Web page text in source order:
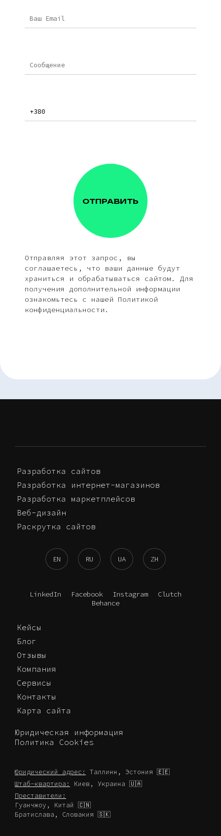
ОТПРАВИТЬ
Отправляя этот запрос, вы
соглашаетесь, что ваши данные будут
храниться и обрабатываться сайтом. Для
получения дополнительной информации
ознакомьтесь с нашей Политикой
конфиденциальности.
Разработка сайтов
Разработка интернет-магазинов
Разработка маркетплейсов
Веб-дизайн
Раскрутка сайтов
EN RU UA ZH
LinkedIn Facebook Instagram
Clutch
Behance
Кейсы
Блог
Отзывы
Компания
Сервисы
Контакты
Карта сайта
Юридическая информация
Политика Cookies
Юридический адрес:
Таллинн, Эстония 🇪🇪
Штаб-квартира:
Киев, Украина 🇺🇦
Преставители:
Гуанчжоу, Китай 🇨🇳
Братислава, Словакия 🇸🇰